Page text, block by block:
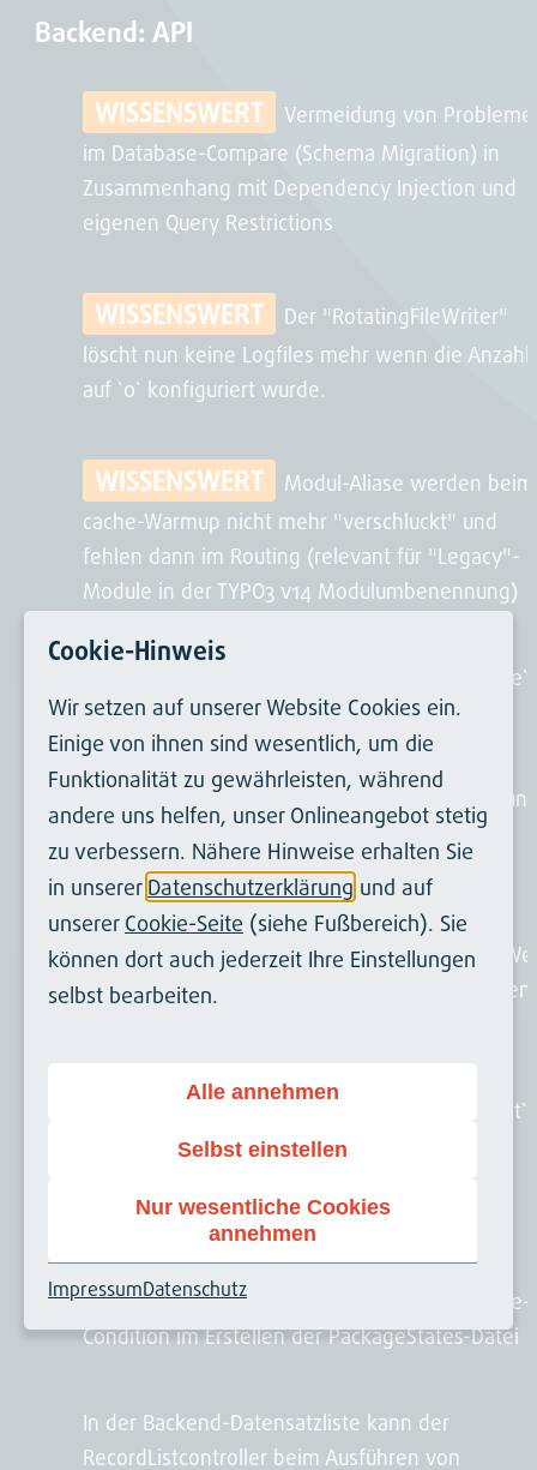
Backend: API
WISSENSWERT
Vermeidung von
im Database-Compare (Schema Migration) in
Zusammenhang mit Dependency Injection und
eigenen Query Restrictions
WISSENSWERT
Der "RotatingFileWriter"
löscht nun keine Logfiles mehr wenn die Anzahl
auf `0` konfiguriert wurde.
WISSENSWERT
Modul-Aliase werden beim
cache-Warmup nicht mehr "verschluckt" und
fehlen dann im Routing (relevant für "Legacy"-
Module in der TYPO3 v14 Modulumbenennung)
Der Aufruf von `PreviewUriBuilder::withRootline`
gibt nun das korrekte modifizierte Objekt aus
Der PageLayoutController wertet `returnUrl` nun
mit XSS-Scrubbing korrekt aus
Das TypoScript-Attribut von Site Sets kann nun
auch mit einem technisch möglichen "NULL"-
umgehen und keine Fehrlemdlung mehr werfen
Das LoggerInterface kann nun auch über `inject`
Methoden für Dependency Injection genutzt
`LoggerAwareInterface` Trait verzichten.
Der PackageManager verhindert nun eine Race-
Condition im Erstellen der PackageStates-Datei
In der Backend-Datensatzliste kann der
RecordListcontroller beim Ausführen von
Cookie-Hinweis
Wir setzen auf unserer Website Cookies ein.
Einige von ihnen sind wesentlich, um die
Funktionalität zu gewährleisten, während
andere uns helfen, unser Onlineangebot stetig
zu verbessern. Nähere Hinweise erhalten Sie
in unserer Datenschutzerklärung und auf
unserer Cookie-Seite (siehe Fußbereich). Sie
können dort auch jederzeit Ihre Einstellungen
selbst bearbeiten.
Alle annehmen
Selbst einstellen
Nur wesentliche Cookies
annehmen
ImpressumDatenschutz